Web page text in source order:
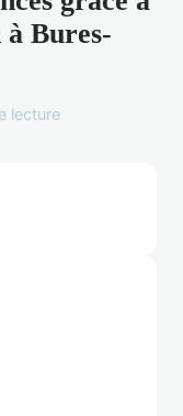
Bures-
lecture